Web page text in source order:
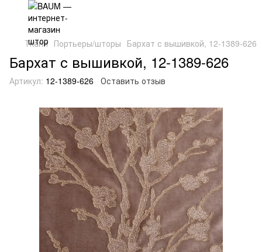
Ткани Портьеры/шторы Бархат с вышивкой, 12-1389-626
Бархат с вышивкой, 12-1389-626
Артикул: 12-1389-626 Оставить отзыв